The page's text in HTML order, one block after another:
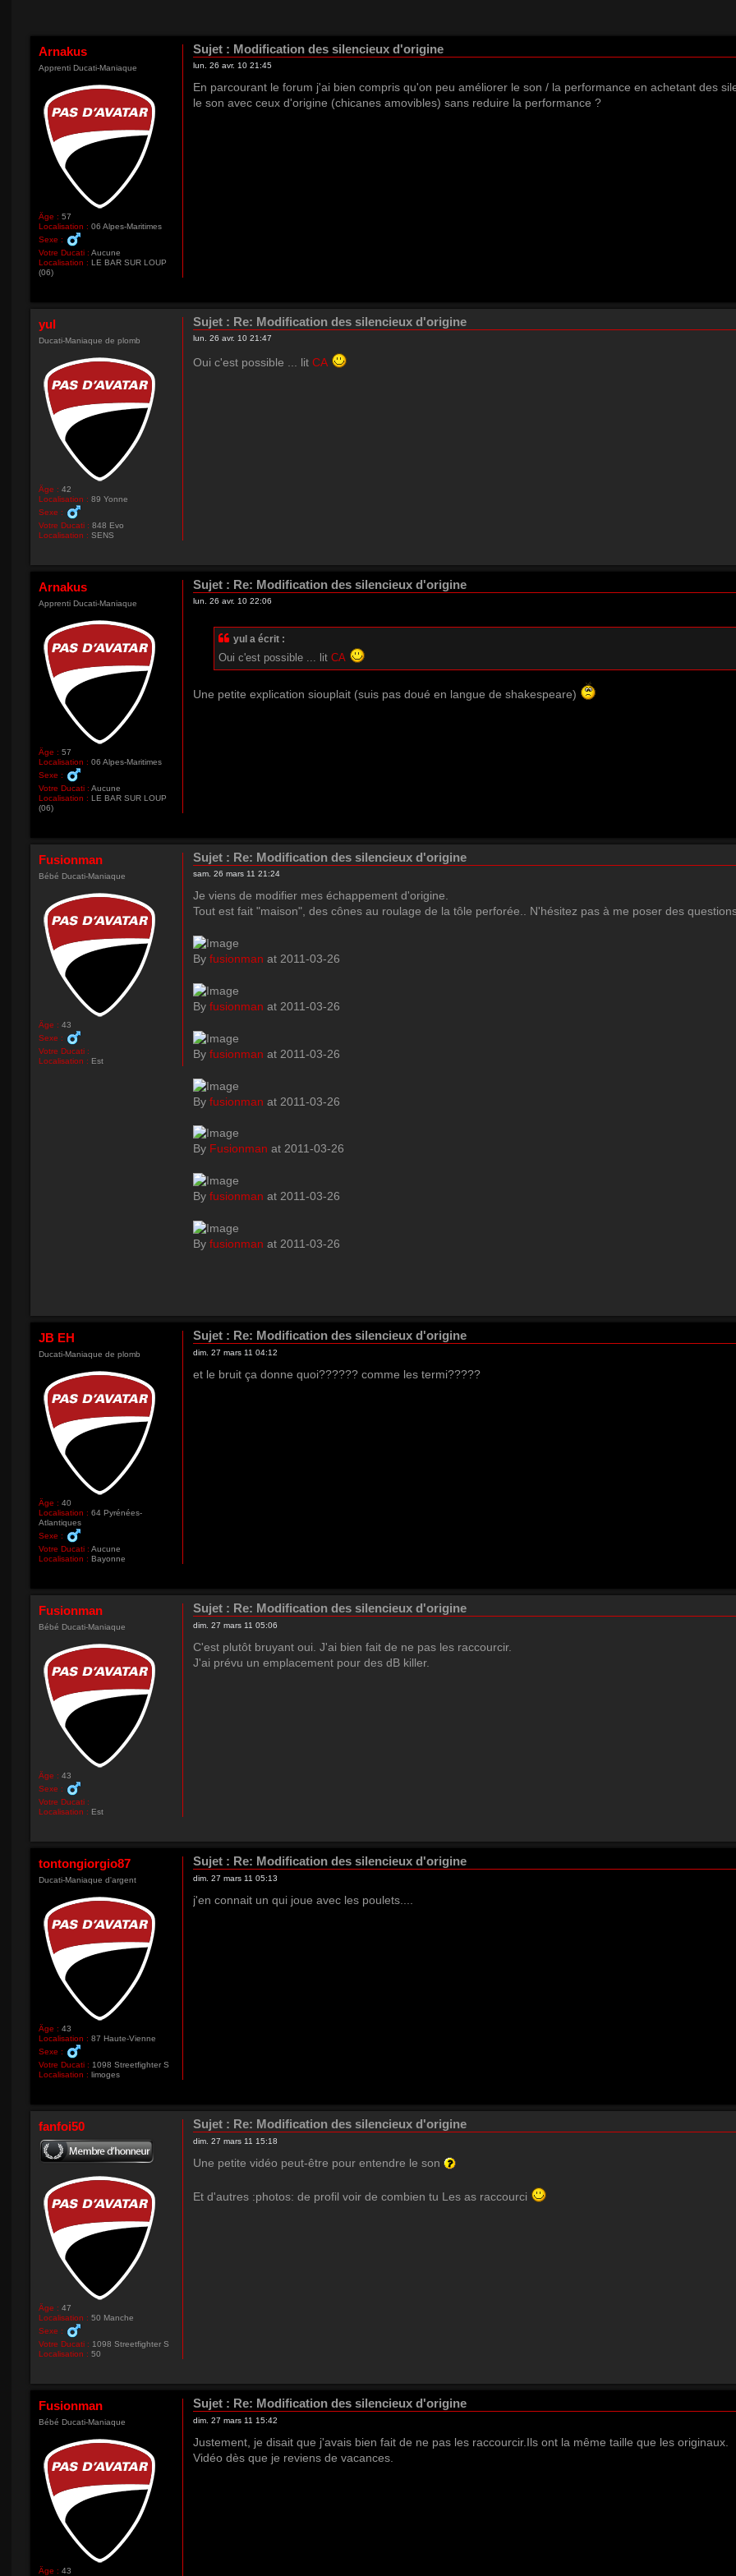
Arnakus
Apprenti Ducati-Maniaque
Âge : 57
Localisation : 06 Alpes-Maritimes
Sexe :
Votre Ducati : Aucune
Localisation : LE BAR SUR LOUP
(06)
Sujet : Modification des silencieux d'origine
lun. 26 avr. 10 21:45
En parcourant le forum j'ai bien compris qu'on peu améliorer le son / la performance en achetant des
le son avec ceux d'origine (chicanes amovibles) sans reduire la performance ?
yul
Ducati-Maniaque de plomb
Âge : 42
Localisation : 89 Yonne
Sexe :
Votre Ducati : 848 Evo
Localisation : SENS
Sujet : Re: Modification des silencieux d'origine
lun. 26 avr. 10 21:47
Oui c'est possible ... lit CA
Arnakus
Apprenti Ducati-Maniaque
Âge : 57
Localisation : 06 Alpes-Maritimes
Sexe :
Votre Ducati : Aucune
Localisation : LE BAR SUR LOUP
(06)
Sujet : Re: Modification des silencieux d'origine
lun. 26 avr. 10 22:06
yul a écrit :
Oui c'est possible ... lit CA
Une petite explication siouplait (suis pas doué en langue de shakespeare)
Fusionman
Bébé Ducati-Maniaque
Âge : 43
Sexe :
Votre Ducati :
Localisation : Est
Sujet : Re: Modification des silencieux d'origine
sam. 26 mars 11 21:24
Je viens de modifier mes échappement d'origine.
Tout est fait "maison", des cônes au roulage de la tôle perforée.. N'hésitez pas à me poser des
By fusionman at 2011-03-26
By fusionman at 2011-03-26
By fusionman at 2011-03-26
By fusionman at 2011-03-26
By Fusionman at 2011-03-26
By fusionman at 2011-03-26
By fusionman at 2011-03-26
JB EH
Ducati-Maniaque de plomb
Âge : 40
Localisation : 64 Pyrénées-
Atlantiques
Sexe :
Votre Ducati : Aucune
Localisation : Bayonne
Sujet : Re: Modification des silencieux d'origine
dim. 27 mars 11 04:12
et le bruit ça donne quoi?????? comme les termi?????
Fusionman
Bébé Ducati-Maniaque
Âge : 43
Sexe :
Votre Ducati :
Localisation : Est
Sujet : Re: Modification des silencieux d'origine
dim. 27 mars 11 05:06
C'est plutôt bruyant oui. J'ai bien fait de ne pas les raccourcir.
J'ai prévu un emplacement pour des dB killer.
tontongiorgio87
Ducati-Maniaque d'argent
Âge : 43
Localisation : 87 Haute-Vienne
Sexe :
Votre Ducati : 1098 Streetfighter S
Localisation : limoges
Sujet : Re: Modification des silencieux d'origine
dim. 27 mars 11 05:13
j'en connait un qui joue avec les poulets....
fanfoi50
Âge : 47
Localisation : 50 Manche
Sexe :
Votre Ducati : 1098 Streetfighter S
Localisation : 50
Sujet : Re: Modification des silencieux d'origine
dim. 27 mars 11 15:18
Une petite vidéo peut-être pour entendre le son
Et d'autres :photos: de profil voir de combien tu Les as raccourci
Fusionman
Bébé Ducati-Maniaque
Âge : 43
Sujet : Re: Modification des silencieux d'origine
dim. 27 mars 11 15:42
Justement, je disait que j'avais bien fait de ne pas les raccourcir.Ils ont la même taille que les originaux.
Vidéo dès que je reviens de vacances.